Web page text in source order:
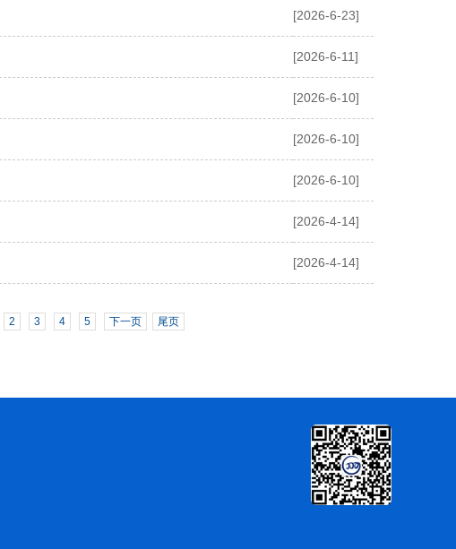
[2026-6-23]
[2026-6-11]
[2026-6-10]
[2026-6-10]
[2026-6-10]
[2026-4-14]
[2026-4-14]
2 3 4 5 下一页 尾页